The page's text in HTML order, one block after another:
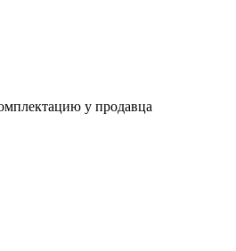
у продавца